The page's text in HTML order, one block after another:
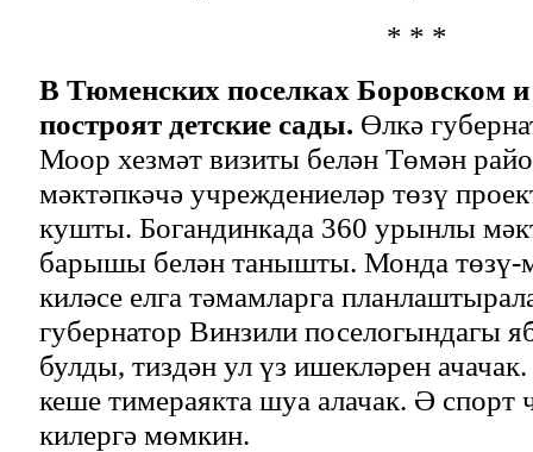
* * *
В Тюменских поселках Боровском
построят детские сады. Өлкә
Моор хезмәт визиты белән Төмән
мәктәпкәчә учреждениеләр төзү
кушты. Богандинкада 360 урынлы
барышы белән танышты. Монда төзү-
киләсе елга тәмамларга
губернатор Винзили поселогындагы
булды, тиздән ул үз ишекләрен
кеше тимераякта шуа алачак. Ә спорт
килергә мөмкин.